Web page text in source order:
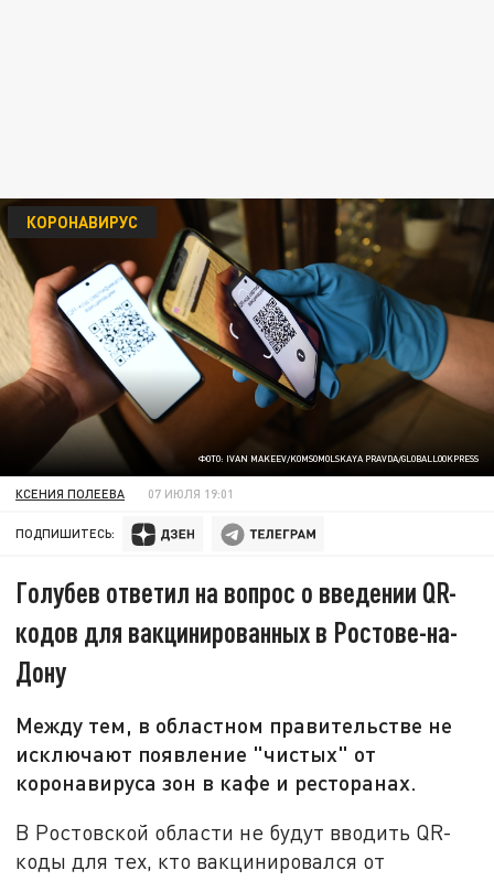
ФОТО: IVAN MAKEEV/KOMSOMOLSKAYA PRAVDA/GLOBALLOOKPRESS
КОРОНАВИРУС
КСЕНИЯ ПОЛЕЕВА 07 ИЮЛЯ 19:01
ПОДПИШИТЕСЬ:
Голубев ответил на вопрос о введении QR-
кодов для вакцинированных в Ростове-на-
Дону
Между тем, в областном правительстве не
исключают появление "чистых" от
коронавируса зон в кафе и ресторанах.
В Ростовской области не будут вводить QR-
коды для тех, кто вакцинировался от